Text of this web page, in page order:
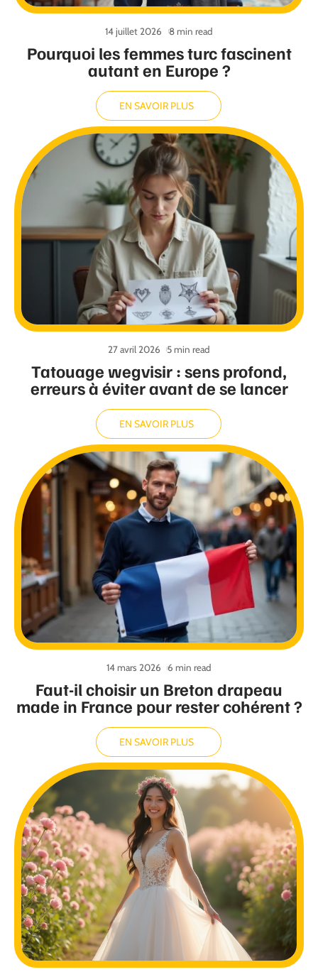
Pourquoi les femmes turc fascinent
autant en Europe ?
14 juillet 2026 8 min read
EN SAVOIR PLUS
Tatouage wegvisir : sens profond,
erreurs à éviter avant de se lancer
27 avril 2026 5 min read
EN SAVOIR PLUS
Faut-il choisir un Breton drapeau
made in France pour rester cohérent ?
14 mars 2026 6 min read
EN SAVOIR PLUS